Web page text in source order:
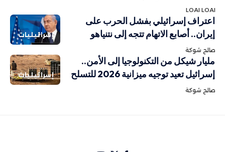
LOAI LOAI
إسرائيليات
اعتراف إسرائيلي بفشل الحرب على
إيران.. أصابع الاتهام تتجه إلى نتنياهو
صالح شوكة
إسرائيليات
مليار شيكل من التكنولوجيا إلى الأمن..
إسرائيل تعيد توجيه ميزانية 2026 للتسلح
صالح شوكة